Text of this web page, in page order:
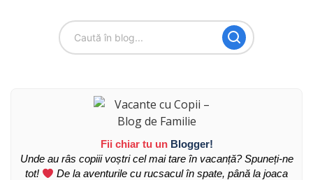
Fii chiar tu un Blogger!
Unde au râs copiii voștri cel mai tare în vacanță? Spuneți-ne
tot!
De la aventurile cu rucsacul în spate, până la joaca